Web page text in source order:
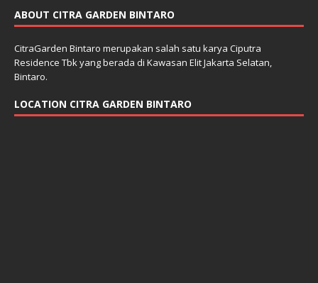
ABOUT CITRA GARDEN BINTARO
CitraGarden Bintaro merupakan salah satu karya Ciputra
Residence Tbk yang berada di Kawasan Elit Jakarta Selatan,
Bintaro.
LOCATION CITRA GARDEN BINTARO